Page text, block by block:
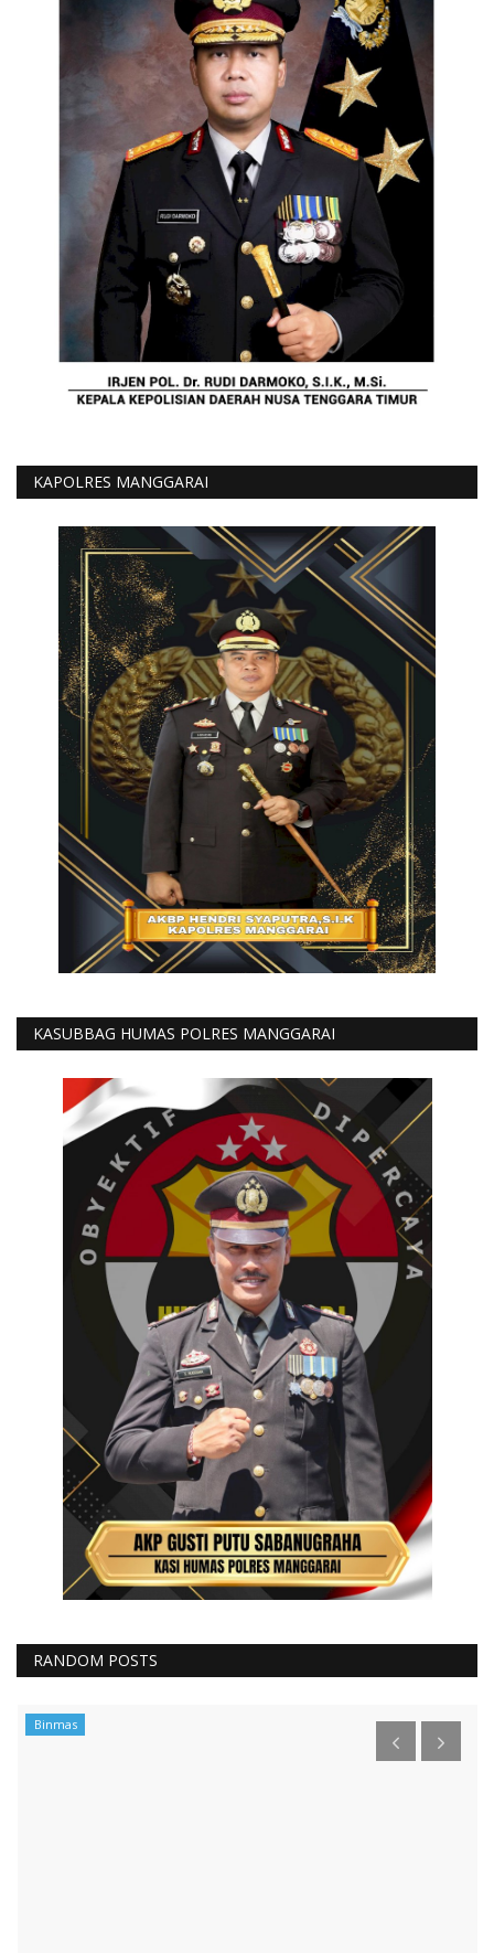
KAPOLRES MANGGARAI
KASUBBAG HUMAS POLRES MANGGARAI
RANDOM POSTS
Binmas